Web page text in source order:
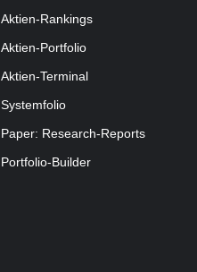
Aktien-Rankings
Aktien-Portfolio
Aktien-Terminal
Systemfolio
Paper: Research-Reports
Portfolio-Builder